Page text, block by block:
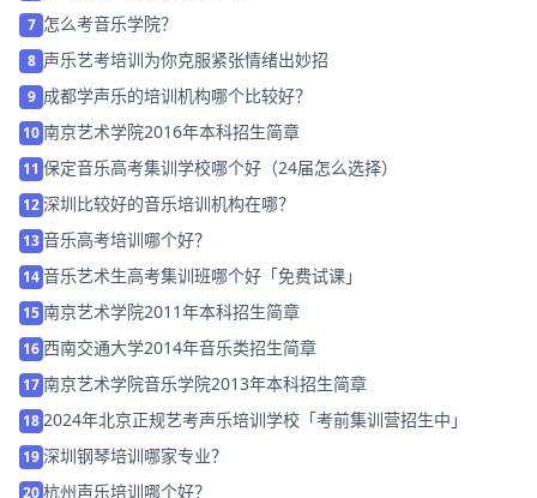
7 怎么考音乐学院？
8 声乐艺考培训为你克服紧张情绪出妙招
9 成都学声乐的培训机构哪个比较好？
10南京艺术学院2016年本科招生简章
11 保定音乐高考集训学校哪个好（24届怎么选择）
12深圳比较好的音乐培训机构在哪？
13音乐高考培训哪个好？
14音乐艺术生高考集训班哪个好「免费试课」
15南京艺术学院2011年本科招生简章
16西南交通大学2014年音乐类招生简章
17南京艺术学院音乐学院2013年本科招生简章
18 2024年北京正规艺考声乐培训学校「考前集训营招生中」
19深圳钢琴培训哪家专业？
20杭州声乐培训哪个好？